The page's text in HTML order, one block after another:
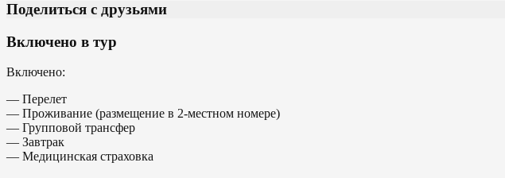
Поделиться с друзьями
Включено в тур
Включено:
— Перелет
— Проживание (размещение в 2-местном номере)
— Групповой трансфер
— Завтрак
— Медицинская страховка